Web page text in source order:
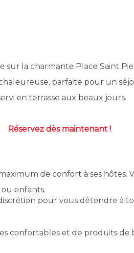
la charmante Place Saint
parfaite pour un
en terrasse aux beaux jours.
Réservez dès maintenant !
de confort à ses hôtes.
enfants.
pour vous détendre à
confortables et de produits de